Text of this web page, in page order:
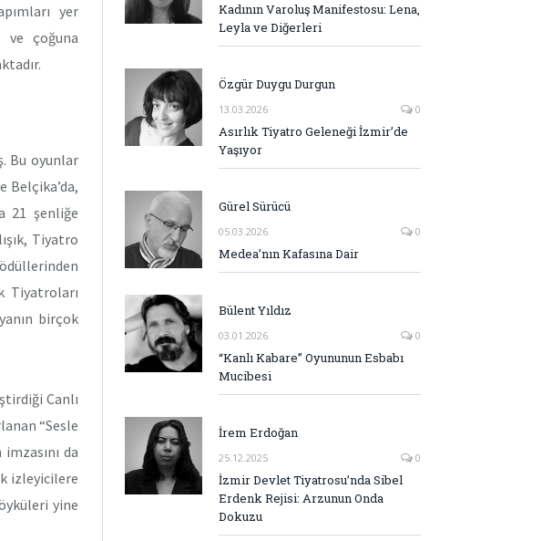
yer
ve çoğuna
Bu oyunlar
Belçika’da,
21 şenliğe
Tiyatro
Tiyatroları
birçok
Canlı
“Sesle
da
izleyicilere
yine
Kadının Varoluş Manifestosu: Lena,
Leyla ve Diğerleri
Özgür Duygu Durgun
13.03.2026 0
Asırlık Tiyatro Geleneği İzmir’de
Yaşıyor
Gürel Sürücü
05.03.2026 0
Medea’nın Kafasına Dair
Bülent Yıldız
03.01.2026 0
“Kanlı Kabare” Oyununun Esbabı
Mucibesi
İrem Erdoğan
25.12.2025 0
İzmir Devlet Tiyatrosu’nda Sibel
Erdenk Rejisi: Arzunun Onda
Dokuzu